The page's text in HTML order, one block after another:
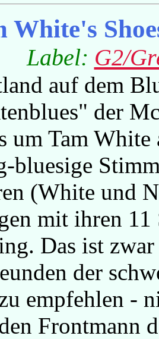
White's
Label: G2/
auf dem
der
um Tam
bluesige
(White und
mit ihren
Das ist
der
empfehlen -
Frontmann